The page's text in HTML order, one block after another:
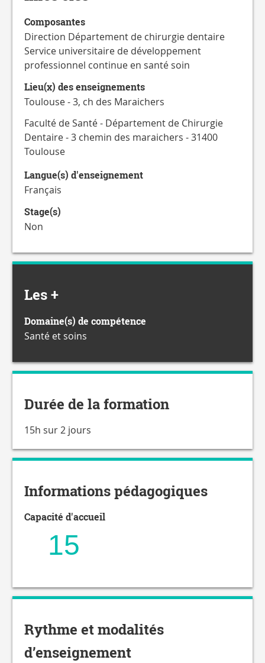
Composantes
Direction Département de chirurgie dentaire
Service universitaire de développement
professionnel continue en santé soin
Lieu(x) des enseignements
Toulouse - 3, ch des Maraichers
Faculté de Santé - Département de Chirurgie
Dentaire - 3 chemin des maraichers - 31400
Toulouse
Langue(s) d'enseignement
Français
Stage(s)
Non
Les +
Domaine(s) de compétence
Santé et soins
Durée de la formation
15h sur 2 jours
Informations pédagogiques
Capacité d'accueil
15
Rythme et modalités
d’enseignement